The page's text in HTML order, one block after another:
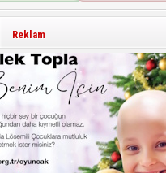
Reklam